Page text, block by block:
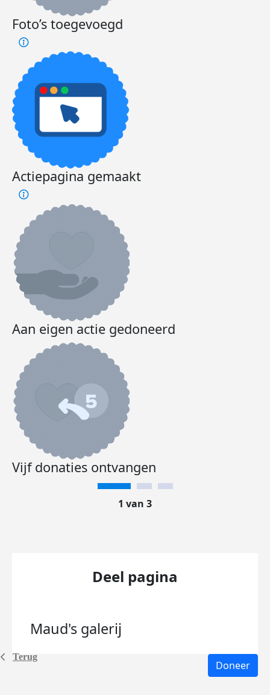
Terug
Foto’s toegevoegd
Actiepagina gemaakt
Aan eigen actie gedoneerd
Vijf donaties ontvangen
1 van 3
Deel pagina
Maud's galerij
Doneer